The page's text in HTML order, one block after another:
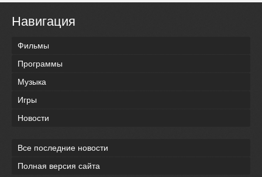
Навигация
Фильмы
Программы
Музыка
Игры
Новости
Все последние новости
Полная версия сайта